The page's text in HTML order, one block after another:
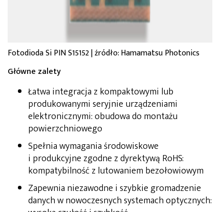
Fotodioda Si PIN S15152 | źródło: Hamamatsu Photonics
Główne zalety
Łatwa integracja z kompaktowymi lub
produkowanymi seryjnie urządzeniami
elektronicznymi: obudowa do montażu
powierzchniowego
Spełnia wymagania środowiskowe
i produkcyjne zgodne z dyrektywą RoHS:
kompatybilność z lutowaniem bezołowiowym
Zapewnia niezawodne i szybkie gromadzenie
danych w nowoczesnych systemach optycznych: